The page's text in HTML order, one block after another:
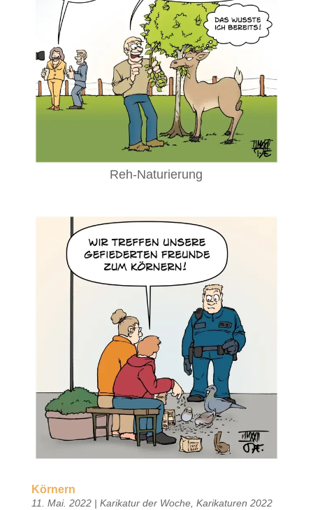
Reh-Naturierung
Körnern
11. Mai. 2022| Karikatur der Woche, Karikaturen 2022